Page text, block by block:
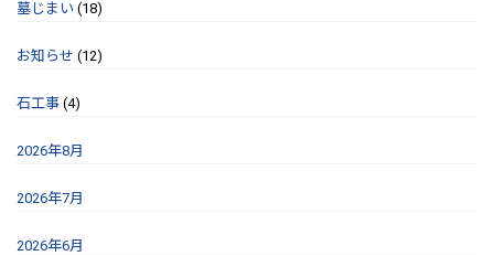
墓じまい (18)
お知らせ (12)
石工事 (4)
2026年8月
2026年7月
2026年6月